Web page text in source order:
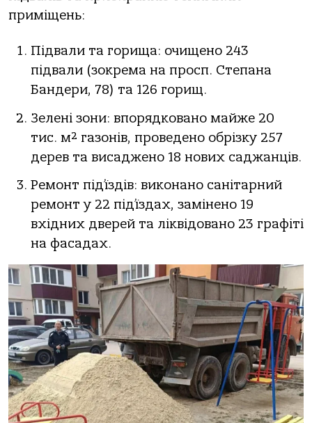
приміщень:
Підвали та горища: очищено 243
підвали (зокрема на просп. Степана
Бандери, 78) та 126 горищ.
Зелені зони: впорядковано майже 20
тис. м² газонів, проведено обрізку 257
дерев та висаджено 18 нових саджанців.
Ремонт під’їздів: виконано санітарний
ремонт у 22 під’їздах, замінено 19
вхідних дверей та ліквідовано 23 графіті
на фасадах.